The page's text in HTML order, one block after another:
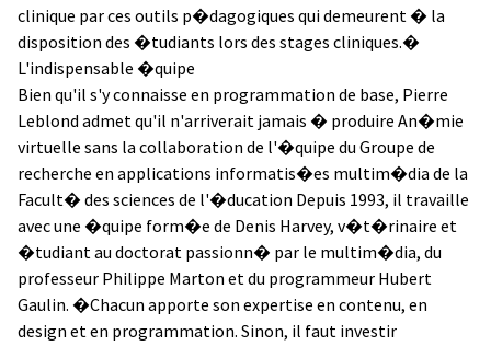
clinique par ces outils p�dagogiques qui demeurent � la
disposition des �tudiants lors des stages cliniques.�
L'indispensable �quipe
Bien qu'il s'y connaisse en programmation de base, Pierre
Leblond admet qu'il n'arriverait jamais � produire An�mie
virtuelle sans la collaboration de l'�quipe du Groupe de
recherche en applications informatis�es multim�dia de la
Facult� des sciences de l'�ducation Depuis 1993, il travaille
avec une �quipe form�e de Denis Harvey, v�t�rinaire et
�tudiant au doctorat passionn� par le multim�dia, du
professeur Philippe Marton et du programmeur Hubert
Gaulin. �Chacun apporte son expertise en contenu, en
design et en programmation. Sinon, il faut investir